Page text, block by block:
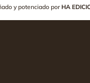
y potenciado por HA